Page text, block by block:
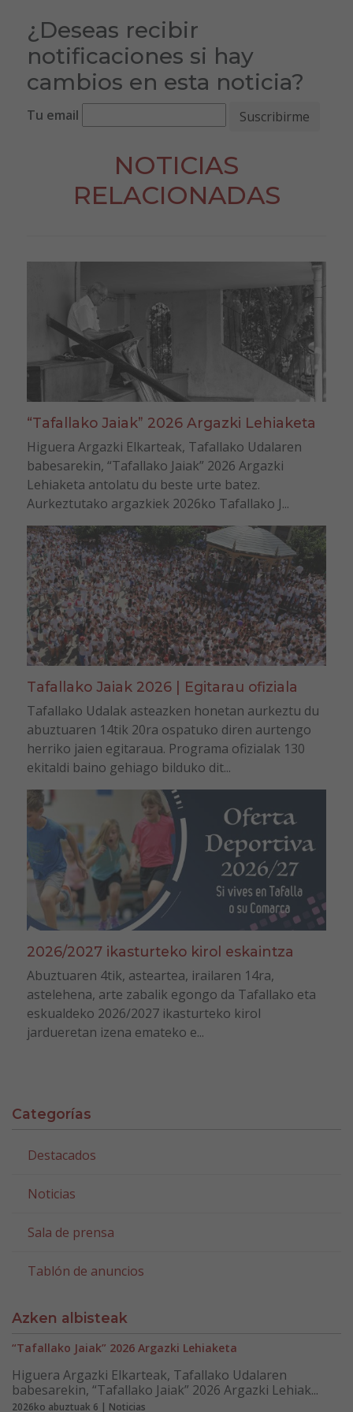
¿Deseas recibir
notificaciones si hay
cambios en esta noticia?
Tu email
NOTICIAS
RELACIONADAS
“Tafallako Jaiak” 2026 Argazki Lehiaketa
Higuera Argazki Elkarteak, Tafallako Udalaren
babesarekin, “Tafallako Jaiak” 2026 Argazki
Lehiaketa antolatu du beste urte batez.
Aurkeztutako argazkiek 2026ko Tafallako J...
Tafallako Jaiak 2026 | Egitarau ofiziala
Tafallako Udalak asteazken honetan aurkeztu du
abuztuaren 14tik 20ra ospatuko diren aurtengo
herriko jaien egitaraua. Programa ofizialak 130
ekitaldi baino gehiago bilduko dit...
2026/2027 ikasturteko kirol eskaintza
Abuztuaren 4tik, asteartea, irailaren 14ra,
astelehena, arte zabalik egongo da Tafallako eta
eskualdeko 2026/2027 ikasturteko kirol
jardueretan izena emateko e...
Categorías
Destacados
Noticias
Sala de prensa
Tablón de anuncios
Azken albisteak
“Tafallako Jaiak” 2026 Argazki Lehiaketa
Higuera Argazki Elkarteak, Tafallako Udalaren
babesarekin, “Tafallako Jaiak” 2026 Argazki Lehiak...
2026ko abuztuak 6 | Noticias